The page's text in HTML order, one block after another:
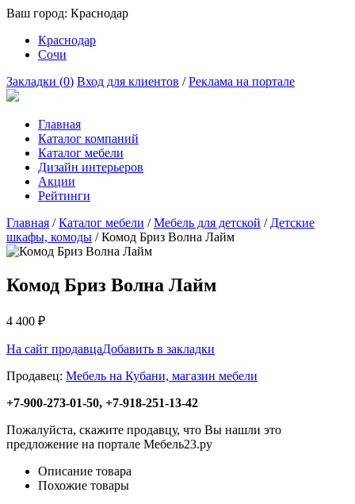
Ваш город: Краснодар
Краснодар
Сочи
Закладки (0) Вход для клиентов /Реклама на портале
Главная
Каталог компаний
Каталог мебели
Дизайн интерьеров
Акции
Рейтинги
Главная /Каталог мебели /Мебель для детской / Детские
шкафы, комоды /Комод Бриз Волна Лайм
Комод Бриз Волна Лайм
4 400 ₽
На сайт продавцаДобавить в закладки
Продавец: Мебель на Кубани, магазин мебели
+7-900-273-01-50, +7-918-251-13-42
Пожалуйста, скажите продавцу, что Вы нашли это
предложение на портале Мебель23.ру
Описание товара
Похожие товары